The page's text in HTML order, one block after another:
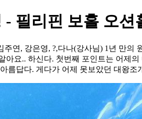
- 필리핀 보홀 오션
주연, 강은영, ?,다나(강사님) 1년 만
아요.. 하신다. 첫번째 포인트는 어제
름답다. 게다가 어제 못보았던 대왕